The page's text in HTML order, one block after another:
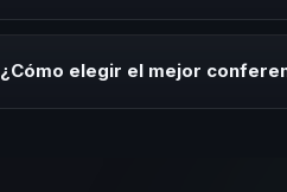
¿Cómo elegir el mejor